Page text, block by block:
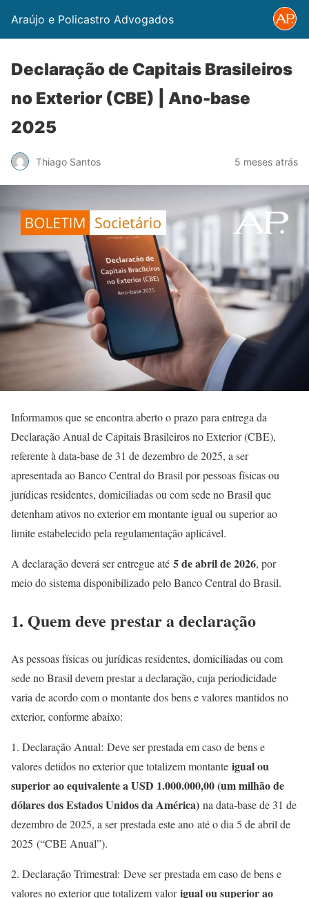
Araújo e Policastro Advogados
Declaração de Capitais Brasileiros
no Exterior (CBE) | Ano-base
2025
Thiago Santos 5 meses atrás
Informamos que se encontra aberto o prazo para entrega da
Declaração Anual de Capitais Brasileiros no Exterior (CBE),
referente à data-base de 31 de dezembro de 2025, a ser
apresentada ao Banco Central do Brasil por pessoas físicas ou
jurídicas residentes, domiciliadas ou com sede no Brasil que
detenham ativos no exterior em montante igual ou superior ao
limite estabelecido pela regulamentação aplicável.
A declaração deverá ser entregue até 5 de abril de 2026, por
meio do sistema disponibilizado pelo Banco Central do Brasil.
1. Quem deve prestar a declaração
As pessoas físicas ou jurídicas residentes, domiciliadas ou com
sede no Brasil devem prestar a declaração, cuja periodicidade
varia de acordo com o montante dos bens e valores mantidos no
exterior, conforme abaixo:
1. Declaração Anual: Deve ser prestada em caso de bens e
valores detidos no exterior que totalizem montante igual ou
superior ao equivalente a USD 1.000.000,00 (um milhão de
dólares dos Estados Unidos da América) na data-base de 31 de
dezembro de 2025, a ser prestada este ano até o dia 5 de abril de
2025 (“CBE Anual”).
2. Declaração Trimestral: Deve ser prestada em caso de bens e
valores no exterior que totalizem valorigual ou superior ao